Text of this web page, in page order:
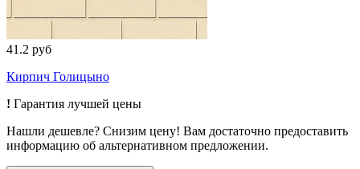
41.2 руб
Кирпич Голицыно
! Гарантия лучшей цены
Нашли дешевле? Снизим цену! Вам достаточно предоставить
информацию об альтернативном предложении.